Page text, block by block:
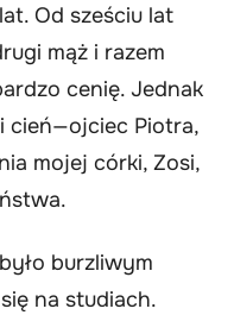
Od sześciu lat
mąż i razem
cenię. Jednak
cień—ojciec Piotra,
mojej córki, Zosi,
burzliwym
na studiach.